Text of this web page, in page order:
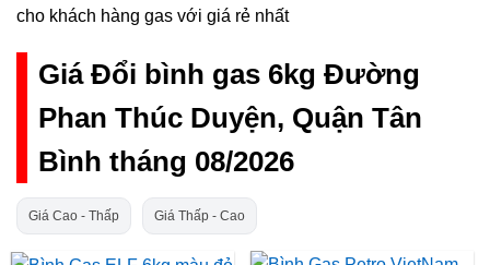
cho khách hàng gas với giá rẻ nhất
Giá Đổi bình gas 6kg Đường
Phan Thúc Duyện, Quận Tân
Bình tháng 08/2026
Giá Cao - Thấp Giá Thấp - Cao